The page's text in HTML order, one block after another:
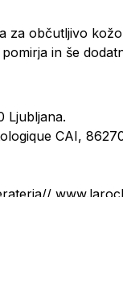
za občutljivo kožo
in še
Ljubljana.
CAI,